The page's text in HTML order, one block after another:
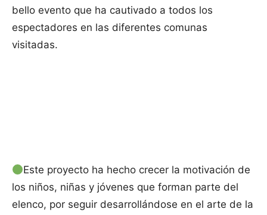
bello evento que ha cautivado a todos los
espectadores en las diferentes comunas
visitadas.
Este proyecto ha hecho crecer la motivación de
los niños, niñas y jóvenes que forman parte del
elenco, por seguir desarrollándose en el arte de la